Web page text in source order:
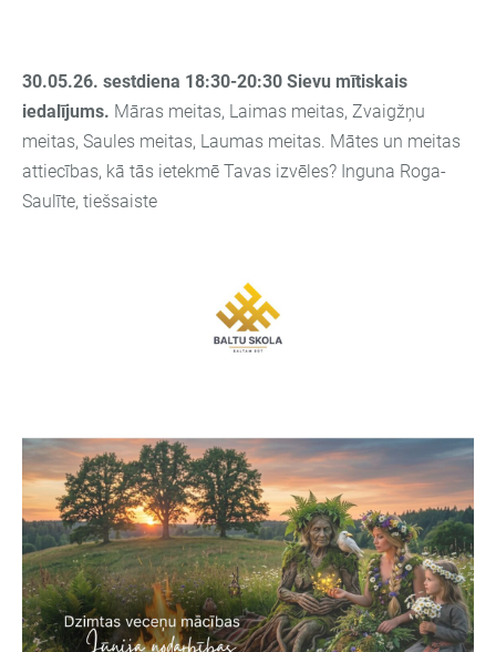
30.05.26. sestdiena 18:30-20:30 Sievu mītiskais
iedalījums. Māras meitas, Laimas meitas, Zvaigžņu
meitas, Saules meitas, Laumas meitas. Mātes un meitas
attiecības, kā tās ietekmē Tavas izvēles? Inguna Roga-
Saulīte, tiešsaiste